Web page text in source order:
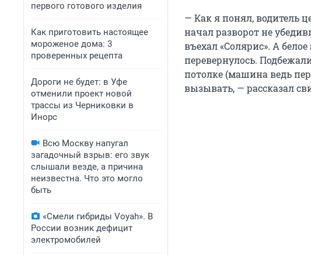
первого готового изделия
Как приготовить настоящее
мороженое дома: 3
проверенных рецепта
Дороги не будет: в Уфе
отменили проект новой
трассы из Черниковки в
Инорс
Всю Москву напугал
загадочный взрыв: его звук
слышали везде, а причина
неизвестна. Что это могло
быть
«Смели гибриды Voyah». В
России возник дефицит
электромобилей
— Как я понял, водитель
начал разворот не
въехал «Солярис». А
перевернулось.
потолке (машина ведь
вызывать, — рассказал